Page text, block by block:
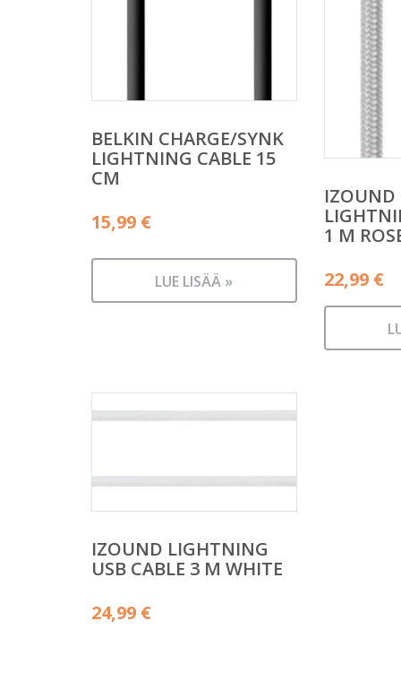
BELKIN CHARGE/SYNK
LIGHTNING CABLE 15
CM
15,99 €
LUE LISÄÄ »
IZOUND
1 M
22,99 €
IZOUND LIGHTNING
USB CABLE 3 M WHITE
24,99 €